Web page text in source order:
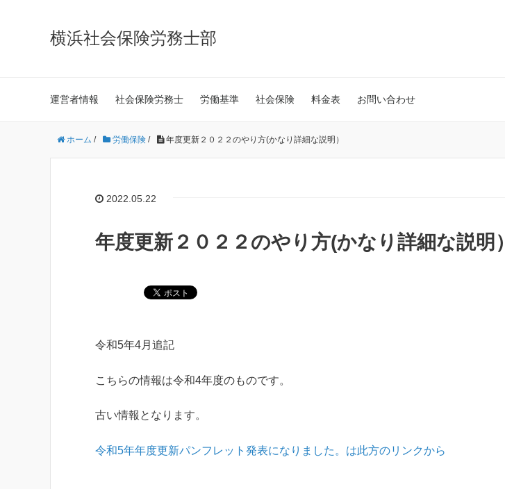
横浜社会保険労務士部
運営者情報 社会保険労務士 労働基準 社会保険 料金表 お問い合わせ
ホーム / 労働保険 / 年度更新２０２２のやり方(かなり詳細な説明）
2022.05.22
年度更新２０２２のやり方(かなり詳細な説明）
令和5年4月追記
こちらの情報は令和4年度のものです。
古い情報となります。
令和5年年度更新パンフレット発表になりました。は此方のリンクから